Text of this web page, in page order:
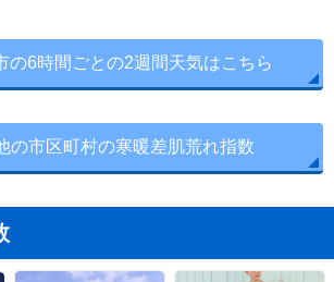
の6時間ごとの2週間天気はこちら
の市区町村の寒暖差肌荒れ指数